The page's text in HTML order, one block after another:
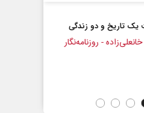
چرایی عقب‌نشینی ترامپ؟